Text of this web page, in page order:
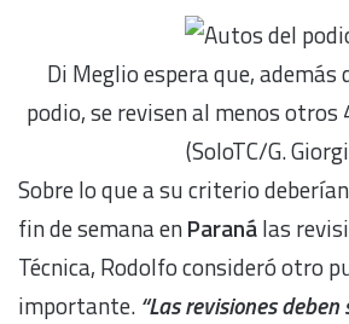
Di Meglio espera que, además
podio, se revisen al menos
(SoloTC/G.
Sobre lo que a su criterio
fin de semana enParanálas
Técnica, Rodolfo consideró otro
importante. “Las revisiones